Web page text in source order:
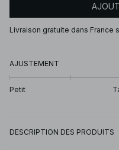
Livraison gratuite dans France
AJUSTEMENT
Petit
DESCRIPTION DES PRODUITS